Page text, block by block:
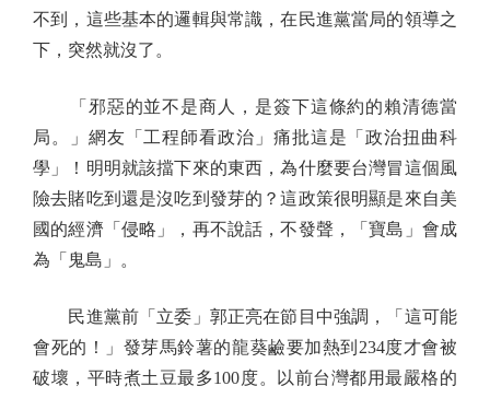
不到，這些基本的邏輯與常識，在民進黨當局的領導之
下，突然就沒了。
「邪惡的並不是商人，是簽下這條約的賴清德當
局。」網友「工程師看政治」痛批這是「政治扭曲科
學」！明明就該擋下來的東西，為什麼要台灣冒這個風
險去賭吃到還是沒吃到發芽的？這政策很明顯是來自美
國的經濟「侵略」，再不說話，不發聲，「寶島」會成
為「鬼島」。
民進黨前「立委」郭正亮在節目中強調，「這可能
會死的！」發芽馬鈴薯的龍葵鹼要加熱到234度才會被
破壞，平時煮土豆最多100度。以前台灣都用最嚴格的